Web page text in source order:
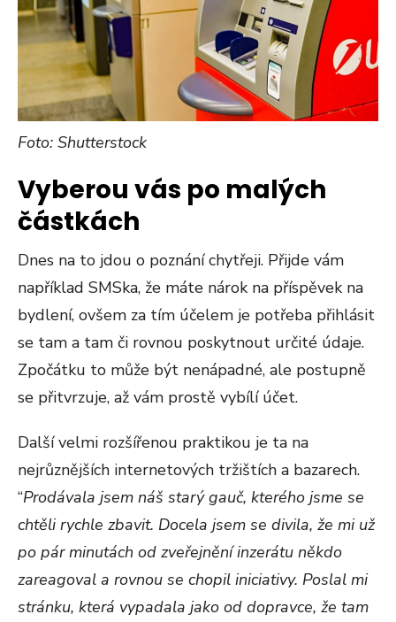
Foto: Shutterstock
Vyberou vás po malých
částkách
Dnes na to jdou o poznání chytřeji. Přijde vám
například SMSka, že máte nárok na příspěvek na
bydlení, ovšem za tím účelem je potřeba přihlásit
se tam a tam či rovnou poskytnout určité údaje.
Zpočátku to může být nenápadné, ale postupně
se přitvrzuje, až vám prostě vybílí účet.
Další velmi rozšířenou praktikou je ta na
nejrůznějších internetových tržištích a bazarech.
“Prodávala jsem náš starý gauč, kterého jsme se
chtěli rychle zbavit. Docela jsem se divila, že mi už
po pár minutách od zveřejnění inzerátu někdo
zareagoval a rovnou se chopil iniciativy. Poslal mi
stránku, která vypadala jako od dopravce, že tam